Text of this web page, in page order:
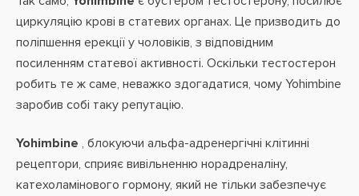
циркуляцію крові в статевих органах. Це призводить до
поліпшення ерекції у чоловіків, з відповідним
посиленням статевої активності. Оскільки тестостерон
робить те ж саме, неважко здогадатися, чому Yohimbine
заробив собі таку репутацію.
Yohimbine , блокуючи альфа-адренергічні клітинні
рецептори, сприяє вивільненню норадреналіну,
катехоламінового гормону, який не тільки забезпечує